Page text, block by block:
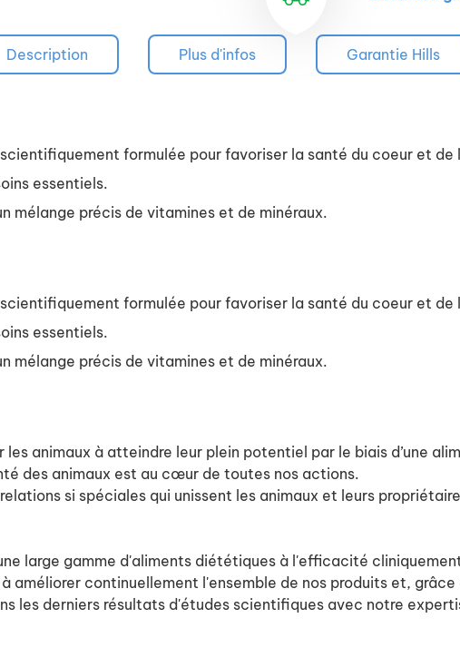
Description Plus d'infos Garantie Hills
formulée pour favoriser la santé du coeur et de
essentiels.
mélange précis de vitamines et de minéraux.
formulée pour favoriser la santé du coeur et de
essentiels.
mélange précis de vitamines et de minéraux.
les animaux à atteindre leur plein potentiel par le biais d’une
des animaux est au cœur de toutes nos actions.
si spéciales qui unissent les animaux et leurs
large gamme d'aliments diététiques à l'efficacité
améliorer continuellement l'ensemble de nos produits et,
les derniers résultats d'études scientifiques avec notre